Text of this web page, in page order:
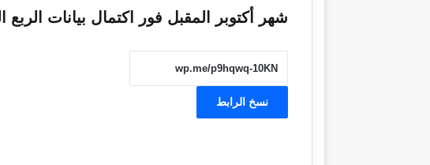
شهر أكتوبر المقبل فور اكتمال بيانات الربع
نسخ الرابط